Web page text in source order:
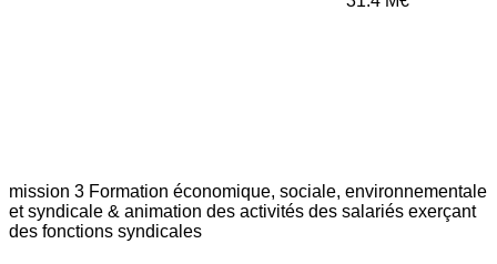
mission 3 Formation économique, sociale, environnementale
et syndicale & animation des activités des salariés exerçant
des fonctions syndicales